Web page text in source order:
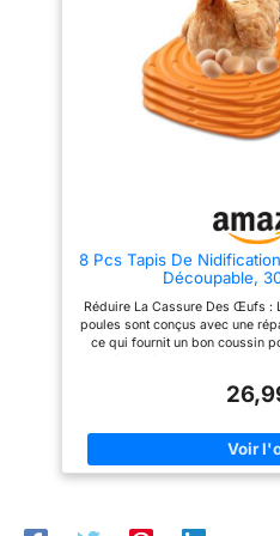
portes d'entrée du chalet : 28L x
28H cm - Dim. aires de jeux :
67L x 48l x 66H cm (gauche et
droit) - Dim. pondoir : 61L x 31l
x 35H cm
8 Pcs Tapis De
Découpable,
Réduire La Cassure Des Œufs :
poules sont conçus avec une
ce qui fournit un bon coussin
filtration, il suffit de les rincer à
changer fréquemment, ils
poulailler sec et ordonné,
hygiénique pour vos poules et